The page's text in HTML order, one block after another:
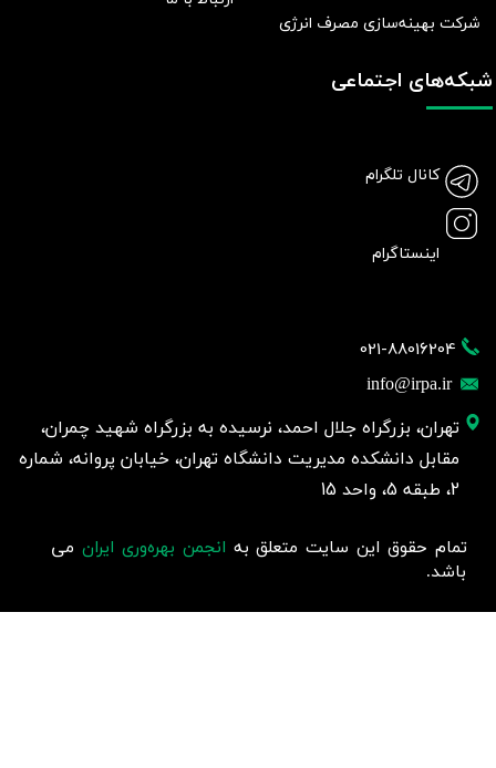
021-88016204
info@irpa.ir
تهران، بزرگراه جلال احمد، نرسیده به بزرگراه شهید چمران،
مقابل دانشکده مدیریت دانشگاه تهران، خیابان پروانه، شماره
2، طبقه 5، واحد 15
شرکت بهينه‌سازی مصرف انرژی
شبکه‌های اجتماعی
کانال تلگرام
اینستاگرام
تمام حقوق این سایت متعلق به انجمن بهره‌وری ایران می
باشد.